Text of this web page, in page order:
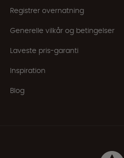
Registrer overnatning
Generelle vilkår og betingelser
Laveste pris-garanti
Inspiration
Blog